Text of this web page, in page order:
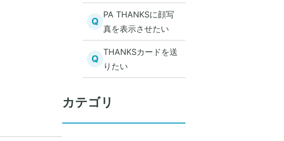
きるか
Q
PA THANKSに顔写
真を表示させたい
Q
THANKSカードを送
りたい
カテゴリ